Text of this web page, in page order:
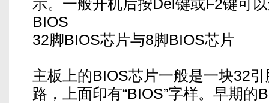
示。一般开机后按Del键或F2键可
BIOS
32脚BIOS芯片与8脚BIOS芯片
主板上的BIOS芯片一般是一块32
路，上面印有“BIOS”字样。早期的